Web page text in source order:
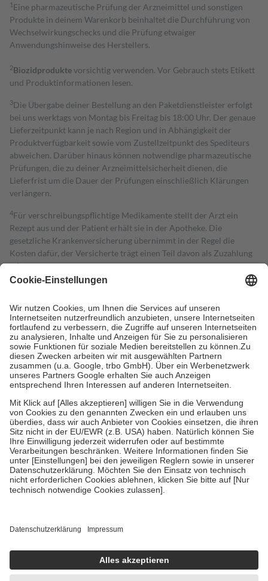
1 Eine pharmazeutische Prüfung der Arzneimittel und sonstigen
Produkte in deinem Warenkorb beinhaltet die Durchführung von
Wechselwirkungschecks und die Prüfung etwaiger
Anwendungshinweise des Herstellers.
2Biozidproduktevorsichtig verwenden. Vor Gebrauch stets Etikett
und Produktinformationen lesen.
3Die Übergabe deiner Bestellung an den Paketdienstleister erfolgt
bei uns werktags von Montag bis Freitag bis 18:00 Uhr. Der genaue
Lieferzeitpunkt kann je nach Region und in Abhängigkeit der
Produktverfügbarkeit sowie vom Zustellzeitpunkt des Spediteurs
abweichen. Darüber hinaus können notwendige pharmazeutische
Prüfungen, die zu deiner Arzneimittelsicherheit dienen, die
Lieferfrist um die Dauer der Prüfungen einschließlich Klärungen
verlängern.
4Für verschreibungspflichtige Medikamente stellt der Arzt ein
Rezept aus und der Patient erhält sie in der Apotheke. Die
gesetzliche Krankenversicherung übernimmt in der Regel die
Kosten dafür, der Versicherte trägt einen Teil davon als Zuzahlung
mit.
Grundsätzlich leisten Mitglieder Zuzahlungen in Höhe von zehn
höchstens zehn Euro.
Es sind jedoch nie mehr als die tatsächlichen
Kosten der Leistung zu entrichten.
Diese Regeln gelten grundsätzlich auch für Online-Apotheken.
Bei Heilmitteln und häuslicher Krankenpflege beträgt die
Zuzahlung zehn Prozent der Kosten sowie zehn Euro je
Verordnung.
Um das Engagement der Versicherten für ihre eigene Gesundheit zu
stärken und die besondere Stellung der Familie zu unterstützen,
fallenkeine Zuzahlungenan bei:
• Kindern und Jugendlichen bis zum vollendeten 18. Lebensjahr
mit Ausnahme der Fahrkosten
• Untersuchungen zur Vorsorge und Früherkennung, die von der
GKV getragen werden
• empfohlenen Schutzimpfungen
• Harn- und Blutteststreifen
getroffen, um sicherzustellen, dass es sich um echte Bewertungen
https://help.etrusted.com/hc/de/articles/4419944605341
Einige Bilder und Inhalte wurden unter Zuhilfenahme künstlicher